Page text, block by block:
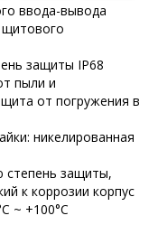
ввода-вывода
щитового
защиты IP68
пыли и
от погружения в
никелированная
степень защиты,
к коррозии корпус
~ +100°C